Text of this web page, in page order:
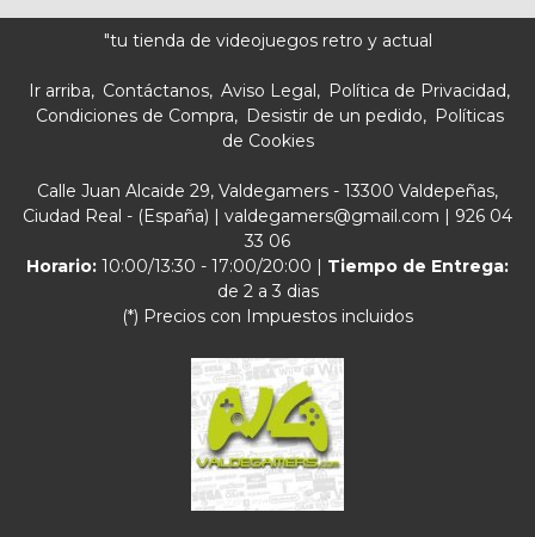
"tu tienda de videojuegos retro y actual
Ir arriba Contáctanos Aviso Legal
Política de Privacidad
Condiciones de Compra
Desistir de un pedido
Políticas
de Cookies
Calle Juan Alcaide 29, Valdegamers - 13300 Valdepeñas,
Ciudad Real - (España) | valdegamers@gmail.com | 926 04
33 06
Horario: 10:00/13:30 - 17:00/20:00 | Tiempo de Entrega:
de 2 a 3 dias
(*) Precios con Impuestos incluidos